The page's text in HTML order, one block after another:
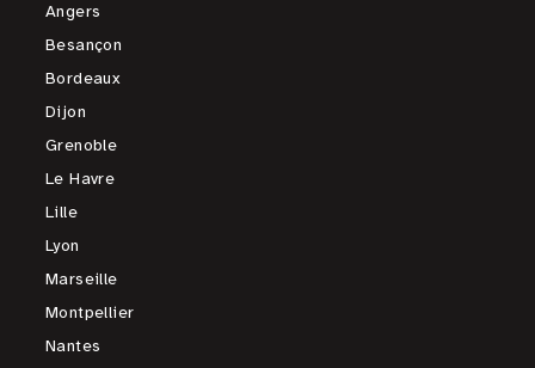
Angers
Besançon
Bordeaux
Dijon
Grenoble
Le Havre
Lille
Lyon
Marseille
Montpellier
Nantes